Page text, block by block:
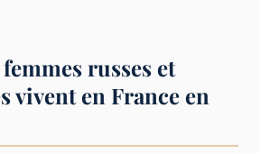
russes et
vivent en France en